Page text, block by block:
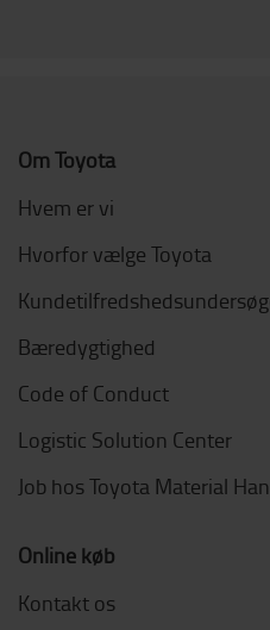
Om Toyota
Hvem er vi
Hvorfor vælge Toyota
Bæredygtighed
Code of Conduct
Logistic Solution Center
Job hos Toyota Material
Online køb
Kontakt os